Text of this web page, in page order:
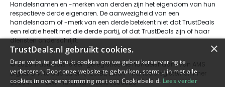
Handelsnamen en -merken van derden zijn het eigendom van hun
respectieve derde eigenaren. De aanwezigheid van een
handelsnaam of -merk van een derde betekent niet dat TrustDeals
een relatie heeft met die derde partij, of dat TrustDeals zijn of haar
diensten onderschrijft.
© 2026 TrustDeals is een geregistreerde handelsnaam van AMS
Digital B.V. te Oud Laren 1, 1251BL, Laren - handelsregisternummer
80264174 - btw-nummer NL861609360B01
×
TrustDeals.nl gebruikt cookies.
Deze website gebruikt cookies om uw gebruikerservaring te
verbeteren. Door onze website te gebruiken, stemt u in met alle
cookies in overeenstemming met ons Cookiebeleid. Lees verder